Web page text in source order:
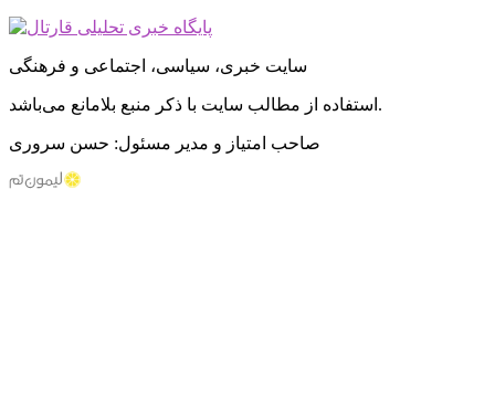
سایت خبری، سیاسی، اجتماعی و فرهنگی
استفاده از مطالب سایت با ذکر منبع بلامانع می‌باشد.
صاحب امتیاز و مدیر مسئول: حسن سروری